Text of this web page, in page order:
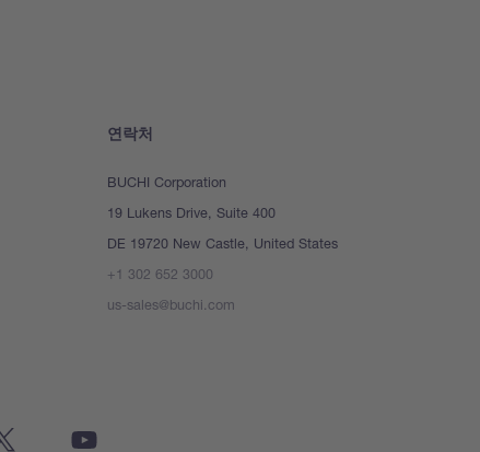
연락처
BUCHI Corporation
19 Lukens Drive, Suite 400
DE 19720 New Castle, United States
+1 302 652 3000
us-sales@buchi.com